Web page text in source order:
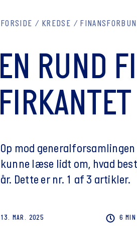
FORSIDE KREDSE
EN RUND
Op mod
kunne læse lidt om, hvad
år. Dette er nr. 1 af 3 artikler.
13. MAR. 2025 6 MIN